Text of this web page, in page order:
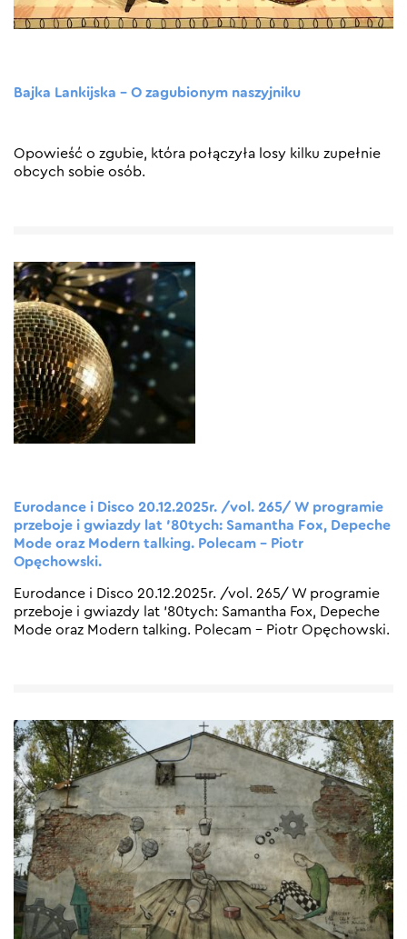
Bajka Lankijska – O zagubionym naszyjniku
Opowieść o zgubie, która połączyła losy kilku zupełnie
obcych sobie osób.
Eurodance i Disco 20.12.2025r. /vol. 265/ W programie
przeboje i gwiazdy lat ’80tych: Samantha Fox, Depeche
Mode oraz Modern talking. Polecam – Piotr
Opęchowski.
Eurodance i Disco 20.12.2025r. /vol. 265/ W programie
przeboje i gwiazdy lat ’80tych: Samantha Fox, Depeche
Mode oraz Modern talking. Polecam – Piotr Opęchowski.